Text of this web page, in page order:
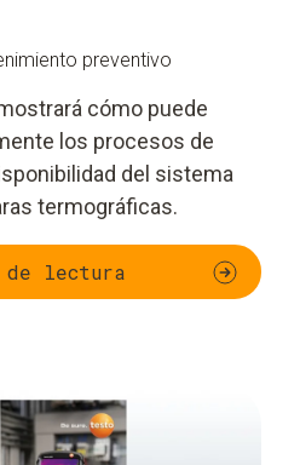
preventivo
cómo puede
los procesos de
del sistema
termográficas.
lectura